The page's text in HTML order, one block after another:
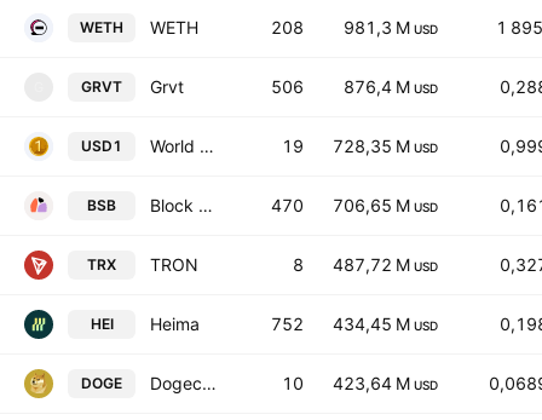
WETH WETH 208 981,3 M USD 1
GRVT Grvt 506 876,4 M USD
USD1 World Liberty Financial USD 19 728,35 M USD
BSB Block Street 470 706,65 M USD
TRX TRON 8 487,72 M USD
HEI Heima 752 434,45 M USD
DOGE Dogecoin 10 423,64 M USD